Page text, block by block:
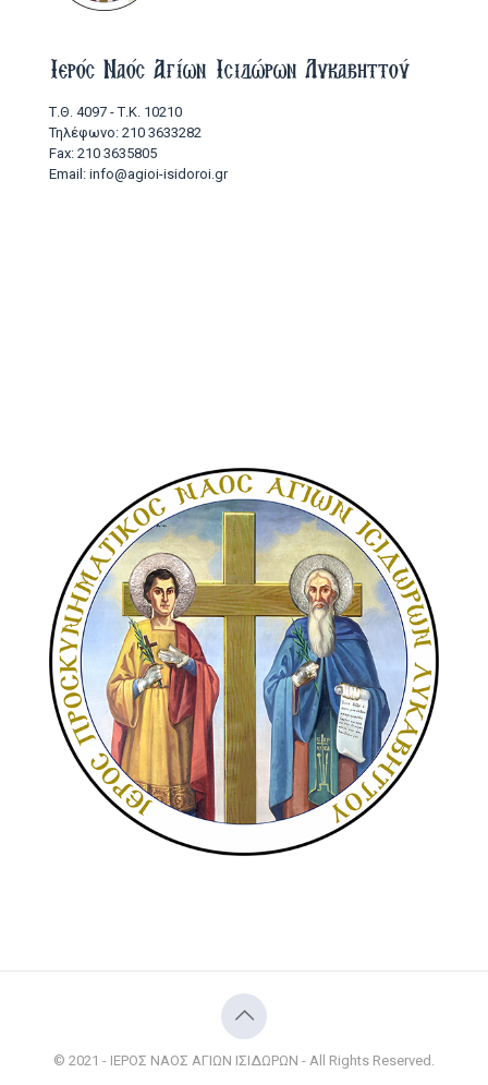
Ιερός Ναός Αγίων Ισιδώρων Λυκαβηττού
Τ.Θ. 4097 - Τ.Κ. 10210
Τηλέφωνο: 210 3633282
Fax: 210 3635805
Email: info@agioi-isidoroi.gr
© 2021 - ΙΕΡΟΣ ΝΑΟΣ ΑΓΙΩΝ ΙΣΙΔΩΡΩΝ - All Rights Reserved.